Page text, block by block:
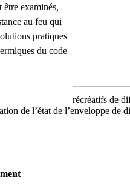
examinés,
au feu qui
pratiques
du code
récréatifs de
de l’état de l’enveloppe